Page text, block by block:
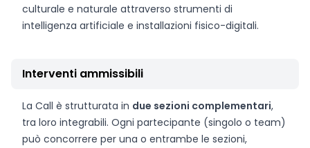
culturale e naturale attraverso strumenti di
intelligenza artificiale e installazioni fisico-digitali.
Interventi ammissibili
La Call è strutturata in due sezioni complementari,
tra loro integrabili. Ogni partecipante (singolo o team)
può concorrere per una o entrambe le sezioni,